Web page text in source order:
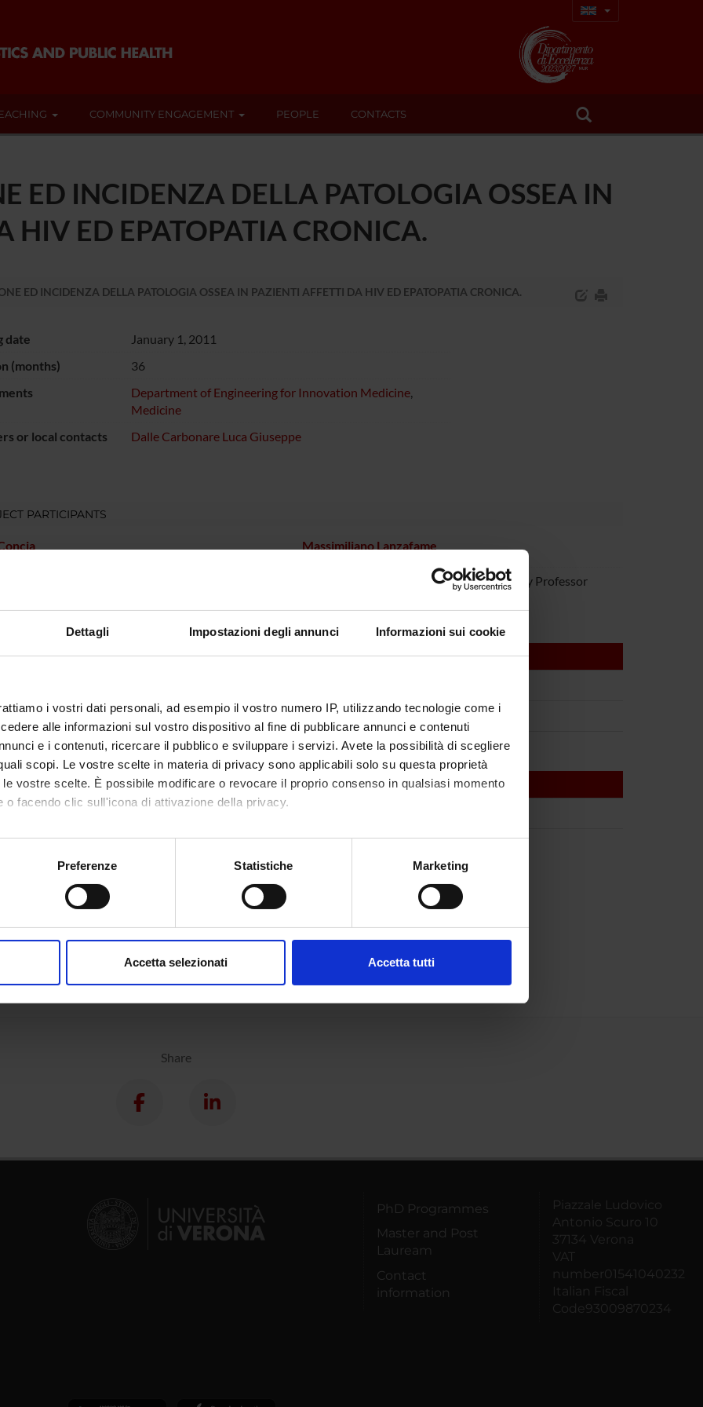
Dettagli Impostazioni degli annunci Informazioni sui cookie
i vostri dati personali, ad esempio il vostro numero IP, utilizzando tecnologie come i
alle informazioni sul vostro dispositivo al fine di pubblicare annunci e contenuti
e i contenuti, ricercare il pubblico e sviluppare i servizi. Avete la possibilità di scegliere
scopi. Le vostre scelte in materia di privacy sono applicabili solo su questa proprietà
vostre scelte. È possibile modificare o revocare il proprio consenso in qualsiasi momento
o facendo clic sull'icona di attivazione della privacy.
anche:
sulla tua posizione geografica, con un'approssimazione di qualche metro,
in qualsiasi momento dalla Dichiarazione sui cookie.
Preferenze Statistiche Marketing
Accetta selezionati Accetta tutti
COMMUNITY ENGAGEMENT PEOPLE CONTACTS
ED INCIDENZA DELLA PATOLOGIA OSSEA IN
HIV ED EPATOPATIA CRONICA.
ED INCIDENZA DELLA PATOLOGIA OSSEA IN PAZIENTI AFFETTI DA HIV ED EPATOPATIA CRONICA.
date
January 1, 2011
(months)
36
Department of Engineering for Innovation Medicine,
Medicine
or local contacts
Dalle Carbonare Luca Giuseppe
PARTICIPANTS
Massimiliano Lanzafame
Temporary Professor
AREAS INVOLVED IN THE PROJECT
Diseases (DDSP)
Diseases (DNBM)
Share
PhD Programmes
Master and Post
Lauream
Contact
information
Piazzale Ludovico
Antonio Scuro 10
37134 Verona
VAT
number01541040232
Italian Fiscal
Code93009870234